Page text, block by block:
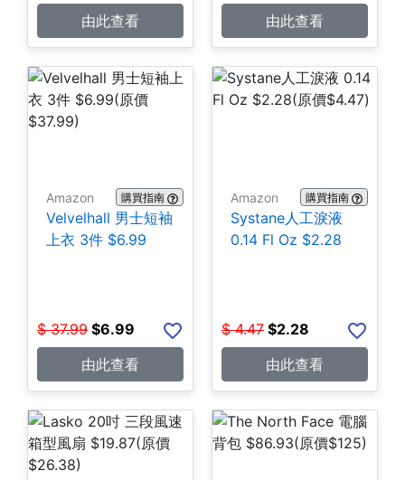
由此查看
由此查看
Amazon 購買指南
Velvelhall 男士短袖
上衣 3件 $6.99
$ 37.99 $6.99
由此查看
Amazon 購買指南
Systane人工淚液
0.14 Fl Oz $2.28
$ 4.47 $2.28
由此查看